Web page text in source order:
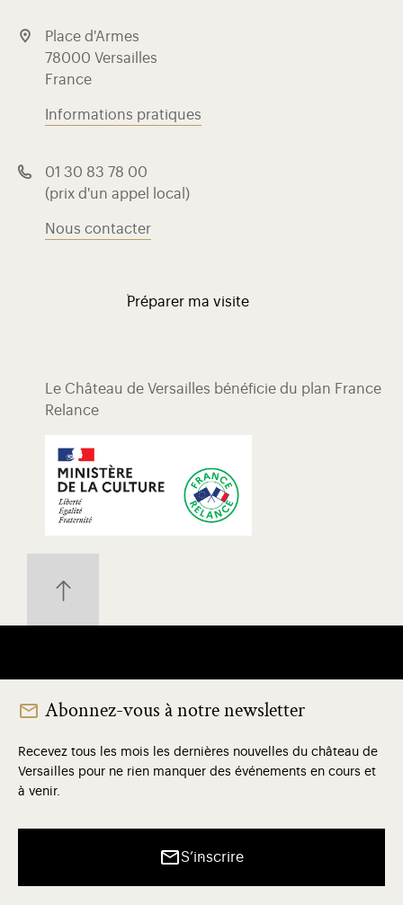
Place d'Armes
78000 Versailles
France
Informations pratiques
01 30 83 78 00
(prix d'un appel local)
Nous contacter
Préparer ma visite
Le Château de Versailles bénéficie du plan France
Relance
Abonnez-vous à notre newsletter
Recevez tous les mois les dernières nouvelles du château de
Versailles pour ne rien manquer des événements en cours et
à venir.
S’inscrire